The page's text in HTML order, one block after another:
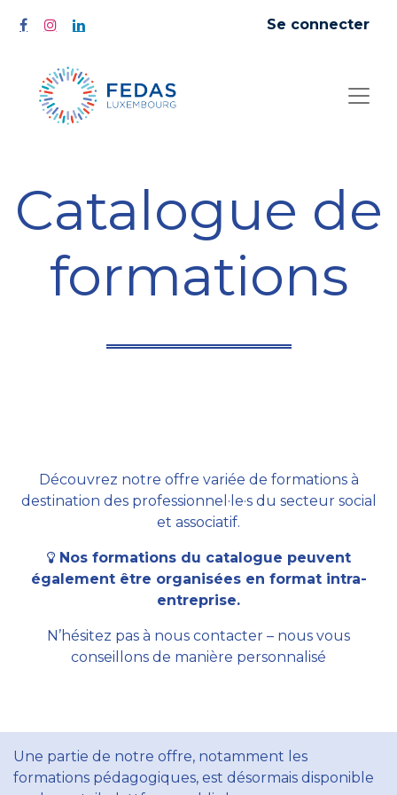
Se connecter
Catalogue de
formations
Découvrez notre offre variée de formations à
destination des professionnel·le·s du secteur social
et associatif.
Nos formations du catalogue peuvent
également être organisées en format intra-
entreprise.
N’hésitez pas à nous contacter – nous vous
conseillons de manière personnalisé
Une partie de notre offre, notamment les
formations pédagogiques, est désormais disponible